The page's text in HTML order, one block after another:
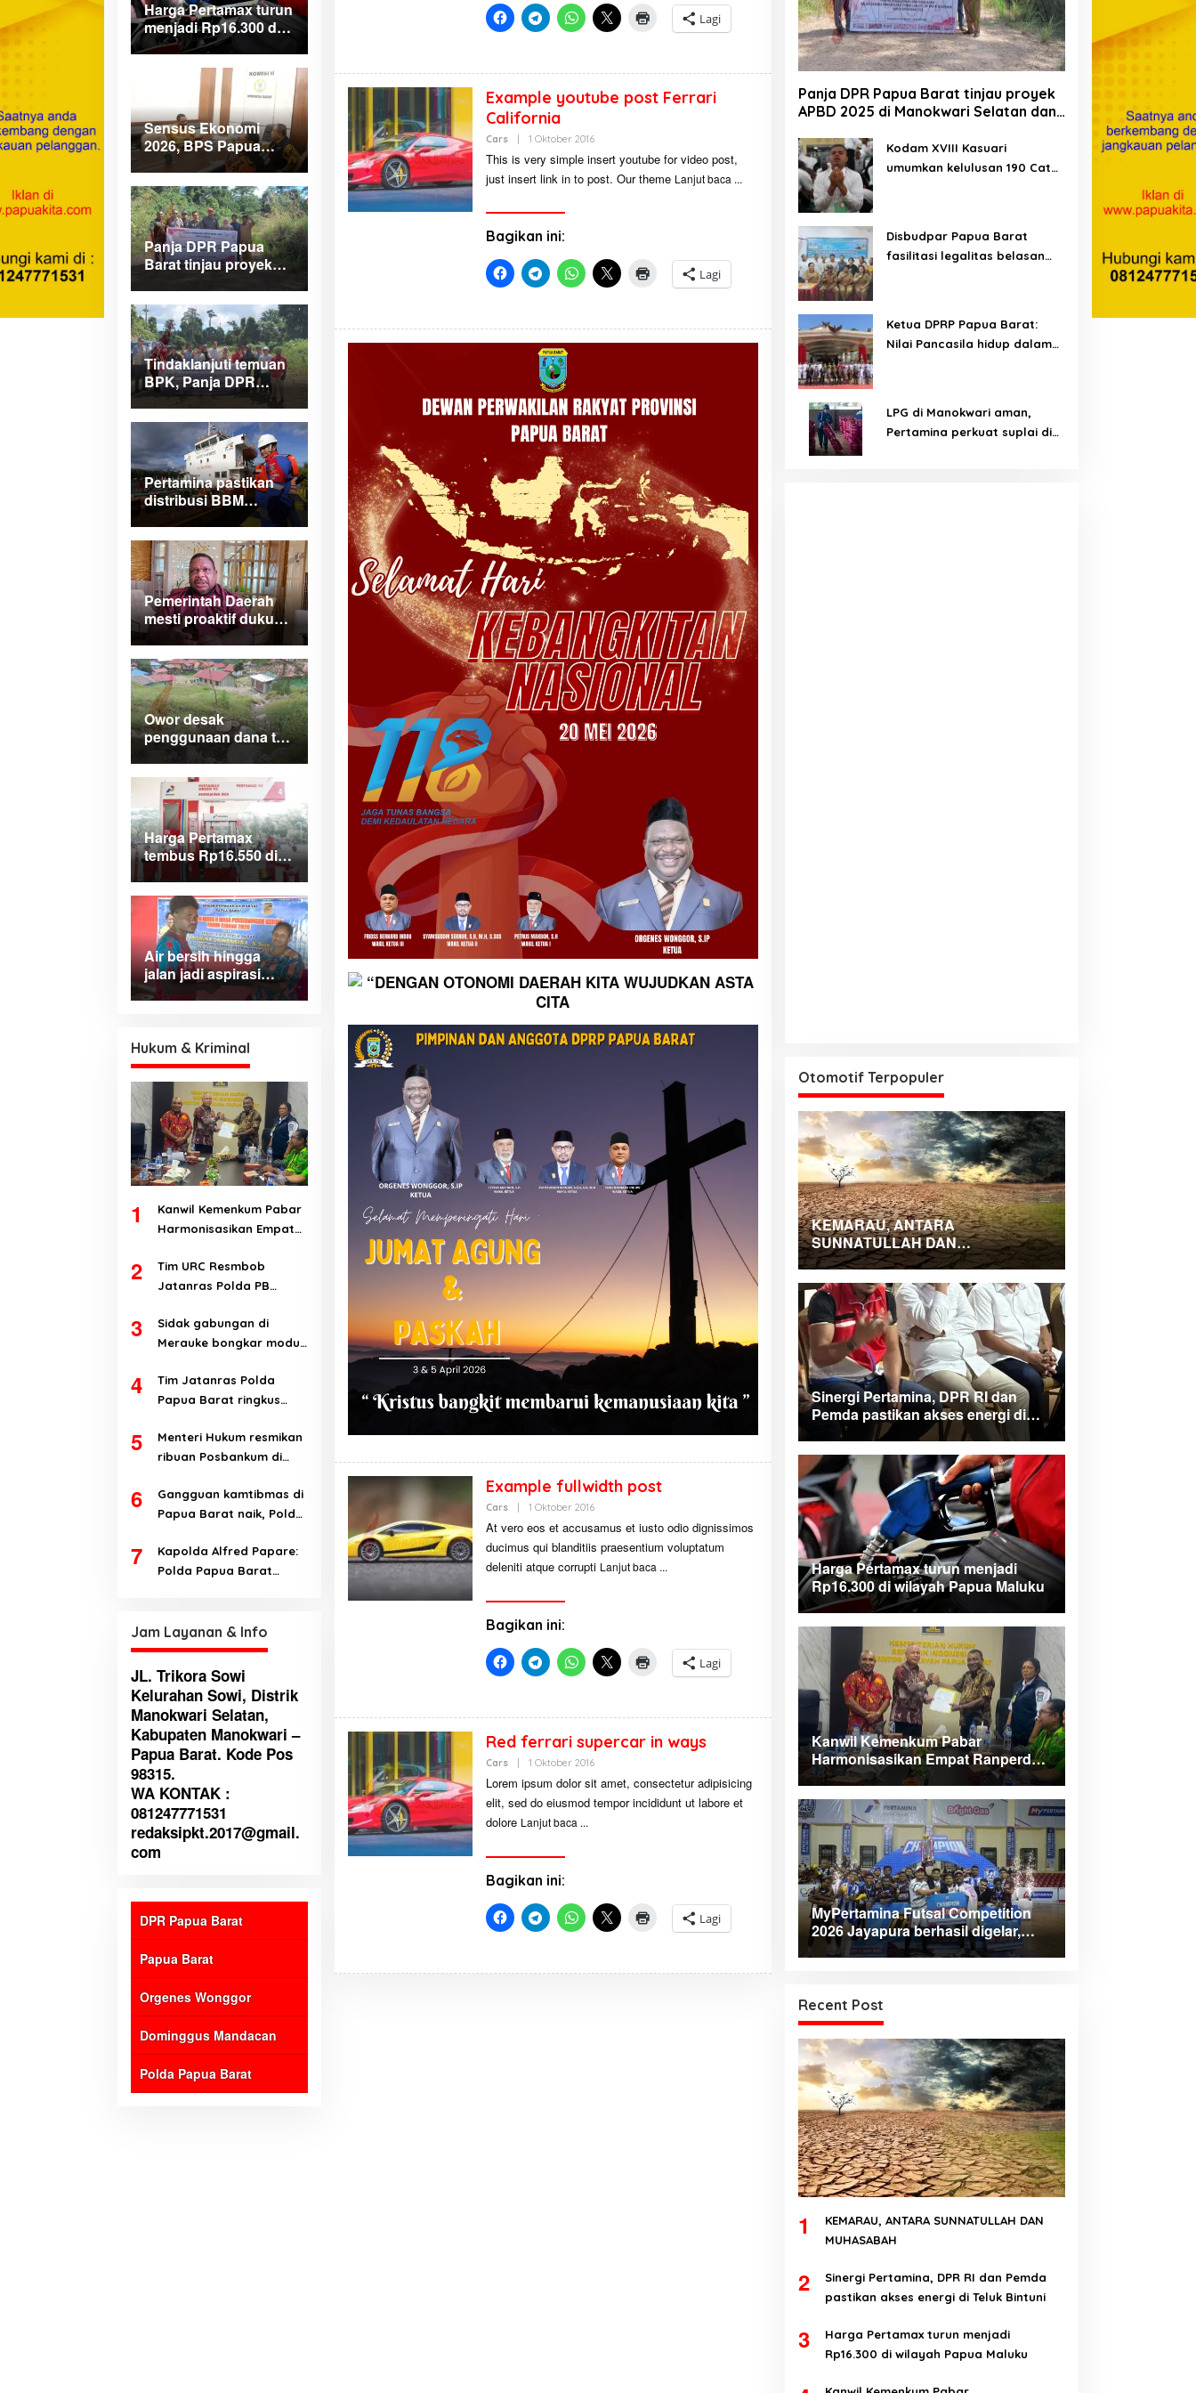
Harga Pertamax turun
menjadi Rp16.300 di
wilayah Papua
Sensus Ekonomi
2026, BPS Papua
Barat saar pimpinan
DPRPB
Panja DPR Papua
Barat tinjau proyek
dan Bintuni
Tindaklanjuti temuan
BPK, Panja DPR
Papua Barat turlap ke
tiga lokasi proyek di
Manokwari
Pertamina pastikan
distribusi BBM
normal dan lancar di
wilayah Papua
Maluku
Pemerintah Daerah
mesti proaktif dukung
legalitas
pertambangan rakyat
di Papua Barat
Owor desak
penggunaan dana tak
terduga tangani
bencana di Kampung
Coisi
Harga Pertamax
tembus Rp16.550 di
wilayah Papua
Maluku, harga
Biosolar dan Pertalite
tetap
Air bersih hingga
jalan jadi aspirasi
dominan warga Hink,
pembangunan
Hukum & Kriminal
1
Kanwil Kemenkum Pabar
Harmonisasikan Empat
Teluk Wondama
2
Tim URC Resmbob
Jatanras Polda PB
curanmor di Manokwari
3
Sidak gabungan di
Merauke bongkar modus
subsidi
4
Tim Jatanras Polda
Papua Barat ringkus
5
Menteri Hukum resmikan
ribuan Posbankum di
Barat Daya
6
Gangguan kamtibmas di
Papua Barat naik, Polda
7
Kapolda Alfred Papare:
Polda Papua Barat
Jam Layanan & Info
JL. Trikora Sowi
Kelurahan Sowi, Distrik
Manokwari Selatan,
Kabupaten Manokwari –
Papua Barat. Kode Pos
98315.
WA KONTAK :
081247771531
redaksipkt.2017@gmail.
com
DPR Papua Barat
Papua Barat
Orgenes Wonggor
Dominggus Mandacan
Polda Papua Barat
A
D
Lagi
Example youtube post Ferrari
California
Cars 1 Oktober 2016O
E
H
A
H
D
C
This is very simple insert youtube for video post,
just insert link in to post. Our theme Lanjut baca
Bagikan ini:
Lagi
Example fullwidth post
Cars | 1 Oktober 2016O
E
H
B
D
,
At vero eos et accusamus et iusto odio dignissimos
ducimus qui blanditiis praesentium voluptatum
deleniti atque corrupti Lanjut baca
Bagikan ini:
Lagi
Red ferrari supercar in ways
Cars | 1 Oktober 2016O
E
H
D
,
Lorem ipsum dolor sit amet, consectetur adipisicing
elit, sed do eiusmod tempor incididunt ut labore et
dolore Lanjut baca
Bagikan ini:
Lagi
Panja DPR Papua Barat tinjau proyek
APBD 2025 di Manokwari Selatan dan
Kodam XVIII Kasuari
umumkan kelulusan 190 Cata
Disbudpar Papua Barat
fasilitasi legalitas belasan
Ketua DPRP Papua Barat:
Nilai Pancasila hidup dalam
LPG di Manokwari aman,
Pertamina perkuat suplai di
Otomotif Terpopuler
KEMARAU, ANTARA
SUNNATULLAH DAN
MUHASABAH
Sinergi Pertamina, DPR RI dan
Pemda pastikan akses energi di
Teluk Bintuni
Harga Pertamax turun menjadi
Rp16.300 di wilayah Papua Maluku
Kanwil Kemenkum Pabar
Harmonisasikan Empat Ranperda
Kabupaten Teluk Wondama
MyPertamina Futsal Competition
2026 Jayapura berhasil digelar,
dorong talenta muda berprestasi
Recent Post
1
KEMARAU, ANTARA SUNNATULLAH DAN
MUHASABAH
2
Sinergi Pertamina, DPR RI dan Pemda
pastikan akses energi di Teluk Bintuni
3
Harga Pertamax turun menjadi
Rp16.300 di wilayah Papua Maluku